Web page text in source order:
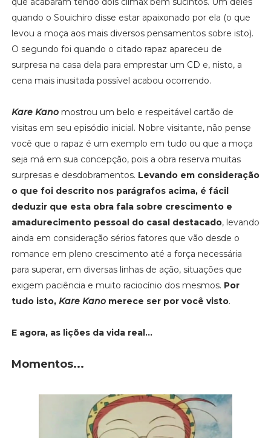
quando o Souichiro disse estar apaixonado por ela (o que
levou a moça aos mais diversos pensamentos sobre isto).
O segundo foi quando o citado rapaz apareceu de
surpresa na casa dela para emprestar um CD e, nisto, a
cena mais inusitada possível acabou ocorrendo.
Kare Kanomostrou um belo e respeitável cartão de
visitas em seu episódio inicial. Nobre visitante, não pense
você que o rapaz é um exemplo em tudo ou que a moça
seja má em sua concepção, pois a obra reserva muitas
surpresas e desdobramentos. Levando em consideração
o que foi descrito nos parágrafos acima, é fácil
deduzir que esta obra fala sobre crescimento e
amadurecimento pessoal do casal destacado, levando
ainda em consideração sérios fatores que vão desde o
romance em pleno crescimento até a força necessária
para superar, em diversas linhas de ação, situações que
exigem paciência e muito raciocínio dos mesmos. Por
tudo isto, Kare Kanomerece ser por você visto.
E agora, as lições da vida real...
Momentos...